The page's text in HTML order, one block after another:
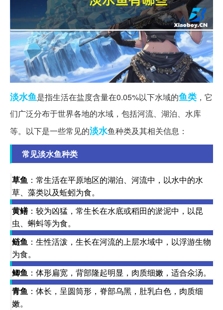
淡水鱼是指生活在盐度含量在0.05%以下水域的鱼类 ，它
们广泛分布于世界各地的水域，包括河流、湖泊、水库
等。以下是一些常见的淡水鱼种类及其相关信息：
常见淡水鱼种类
草鱼 ：常生活在平原地区的湖泊、河流中，以水中的水
草、藻类以及蚯蚓为食。
黄鳝：较为凶猛，常生长在水底或稻田的淤泥中，以昆
虫、蝌蚪等为食。
鲢鱼 ：生性活泼，生长在河流的上层水域中，以浮游生物
为食。
鲫鱼 ：体形扁宽，背部隆起明显，肉质细嫩，适合氽汤。
青鱼 ：体长，呈圆筒形，脊部乌黑，肚乳白色，肉质细
嫩。